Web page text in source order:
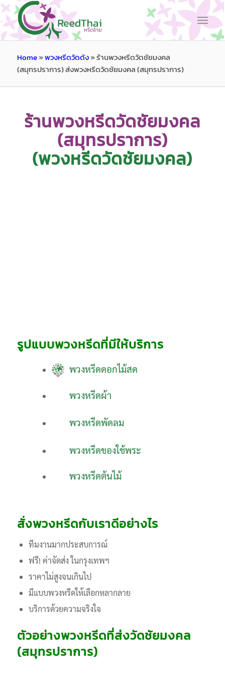
Home»พวงหรีดวัดดัง»ร้านพวงหรีดวัดชัยมงคล
(สมุทรปราการ) ส่งพวงหรีดวัดชัยมงคล (สมุทรปราการ)
ร้านพวงหรีดวัดชัยมงคล
(สมุทรปราการ)
(พวงหรีดวัดชัยมงคล)
รูปแบบพวงหรีดที่มีให้บริการ
พวงหรีดดอกไม้สด
พวงหรีดผ้า
พวงหรีดพัดลม
พวงหรีดของใช้พระ
พวงหรีดต้นไม้
สั่งพวงหรีดกับเราดีอย่างไร
ทีมงานมากประสบการณ์
ฟรี! ค่าจัดส่ง ในกรุงเทพฯ
ราคาไม่สูงจนเกินไป
มีแบบพวงหรีดให้เลือกหลากลาย
บริการด้วยความจริงใจ
ตัวอย่างพวงหรีดที่ส่งวัดชัยมงคล
(สมุทรปราการ)